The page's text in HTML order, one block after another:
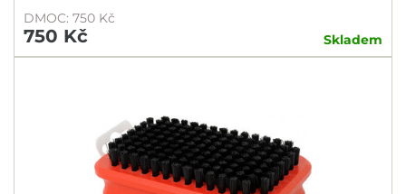
DMOC: 750 Kč
750 Kč Skladem